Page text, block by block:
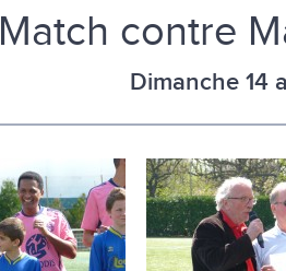
Match contre
Dimanche 14